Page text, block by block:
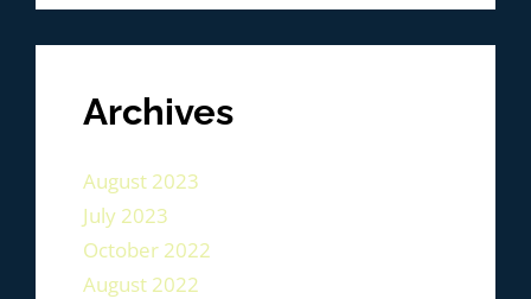
Archives
August 2023
July 2023
October 2022
August 2022